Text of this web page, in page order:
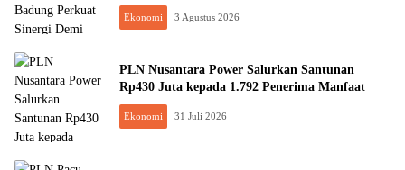
Ekonomi 3 Agustus 2026
PLN Nusantara Power Salurkan Santunan
Rp430 Juta kepada 1.792 Penerima Manfaat
Ekonomi 31 Juli 2026